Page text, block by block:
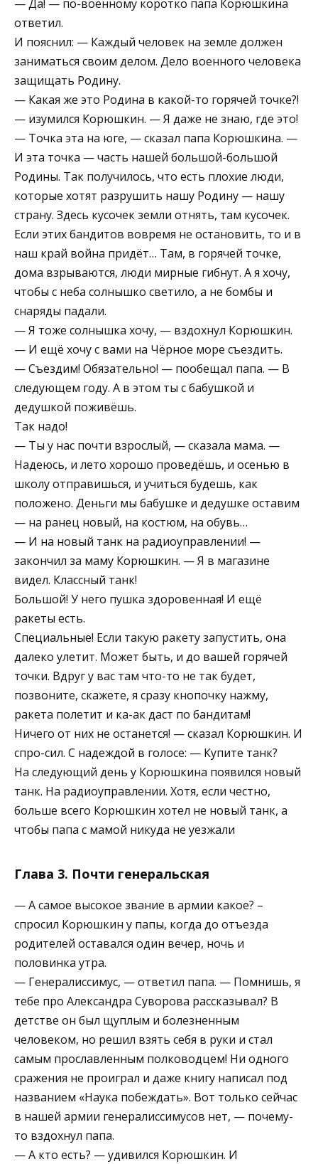
— Да! — по-военному коротко папа Корюшкина
ответил.
И пояснил: — Каждый человек на земле должен
заниматься своим делом. Дело военного человека
защищать Родину.
— Какая же это Родина в какой-то горячей точке?!
— изумился Корюшкин. — Я даже не знаю, где это!
— Точка эта на юге, — сказал папа Корюшкина. —
И эта точка — часть нашей большой-большой
Родины. Так получилось, что есть плохие люди,
которые хотят разрушить нашу Родину — нашу
страну. Здесь кусочек земли отнять, там кусочек.
Если этих бандитов вовремя не остановить, то и в
наш край война придёт… Там, в горячей точке,
дома взрываются, люди мирные гибнут. А я хочу,
чтобы с неба солнышко светило, а не бомбы и
снаряды падали.
— Я тоже солнышка хочу, — вздохнул Корюшкин.
— И ещё хочу с вами на Чёрное море съездить.
— Съездим! Обязательно! — пообещал папа. — В
следующем году. А в этом ты с бабушкой и
дедушкой поживёшь.
Так надо!
— Ты у нас почти взрослый, — сказала мама. —
Надеюсь, и лето хорошо проведёшь, и осенью в
школу отправишься, и учиться будешь, как
положено. Деньги мы бабушке и дедушке оставим
— на ранец новый, на костюм, на обувь…
— И на новый танк на радиоуправлении! —
закончил за маму Корюшкин. — Я в магазине
видел. Классный танк!
Большой! У него пушка здоровенная! И ещё
ракеты есть.
Специальные! Если такую ракету запустить, она
далеко улетит. Может быть, и до вашей горячей
точки. Вдруг у вас там что-то не так будет,
позвоните, скажете, я сразу кнопочку нажму,
ракета полетит и ка-ак даст по бандитам!
Ничего от них не останется! — сказал Корюшкин. И
спро-сил. С надеждой в голосе: — Купите танк?
На следующий день у Корюшкина появился новый
танк. На радиоуправлении. Хотя, если честно,
больше всего Корюшкин хотел не новый танк, а
чтобы папа с мамой никуда не уезжали
Глава 3. Почти генеральская
— А самое высокое звание в армии какое? –
спросил Корюшкин у папы, когда до отъезда
родителей оставался один вечер, ночь и
половинка утра.
— Генералиссимус, — ответил папа. — Помнишь, я
тебе про Александра Суворова рассказывал? В
детстве он был щуплым и болезненным
человеком, но решил взять себя в руки и стал
самым прославленным полководцем! Ни одного
сражения не проиграл и даже книгу написал под
названием «Наука побеждать». Вот только сейчас
в нашей армии генералиссимусов нет, — почему-
то вздохнул папа.
— А кто есть? — удивился Корюшкин. И